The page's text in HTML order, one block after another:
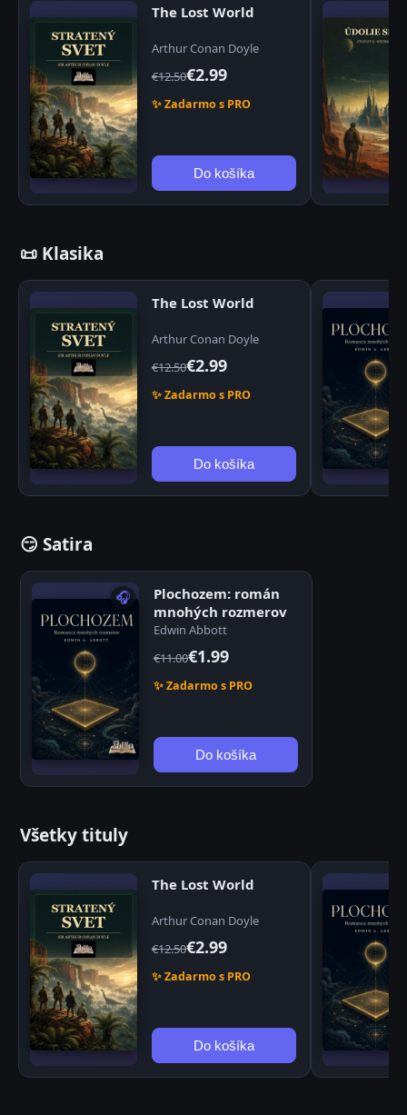
The Lost World
Arthur Conan Doyle
€12.50€2.99
✨ Zadarmo s PRO
Do košíka
📜 Klasika
The Lost World
Arthur Conan Doyle
€12.50€2.99
✨ Zadarmo s PRO
Do košíka
😏 Satira
🎧
Plochozem: román
mnohých rozmerov
Edwin Abbott
€11.00€1.99
✨ Zadarmo s PRO
Do košíka
Všetky tituly
The Lost World
Arthur Conan Doyle
€12.50€2.99
✨ Zadarmo s PRO
Do košíka